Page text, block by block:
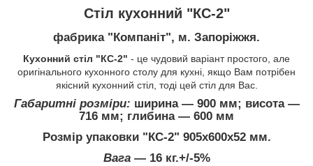
Стіл кухонний "КС-2"
фабрика "Компаніт", м. Запоріжжя.
Кухонний стіл "КС-2" - це чудовий варіант простого, але
оригінального кухонного столу для кухні, якщо Вам потрібен
якісний кухонний стіл, тоді цей стіл для Вас.
Габаритні розміри: ширина ― 900 мм; висота ―
716 мм; глибина ― 600 мм
Розмір упаковки "КС-2" 905х600х52 мм.
Вага― 16 кг.+/-5%